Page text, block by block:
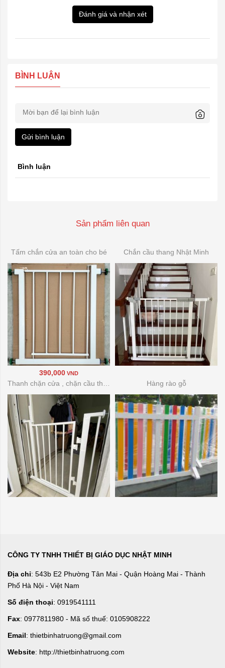
Đánh giá và nhận xét
BÌNH LUẬN
Gửi bình luận
Bình luận
Sản phẩm liên quan
Tấm chắn cửa an toàn cho bé
390,000 VND
Chắn cầu thang Nhật Minh
Hàng rào gỗ
CÔNG TY TNHH THIẾT BỊ GIÁO DỤC NHẬT MINH
Địa chỉ: 543b E2 Phường Tân Mai - Quận Hoàng Mai - Thành
Phố Hà Nội - Việt Nam
Số điện thoại: 0919541111
Fax: 0977811980 - Mã số thuế: 0105908222
Email: thietbinhatruong@gmail.com
Website: http://thietbinhatruong.com